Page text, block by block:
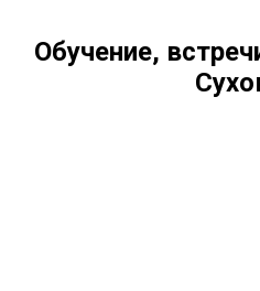
Обучение,